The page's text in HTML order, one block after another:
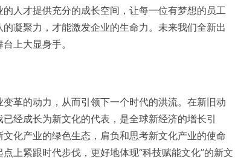
人才提供充分的成长空间，让每一位有梦想的员工
凝聚力，才能激发企业的生命力。未来我们全新出
上大显身手。
革的动力，从而引领下一个时代的洪流。在新旧动
经成长为新文化的代表，是全球新经济的增长引
化产业的绿色生态，肩负和思考新文化产业的使命
上紧跟时代步伐，更好地体现“科技赋能文化”的新文